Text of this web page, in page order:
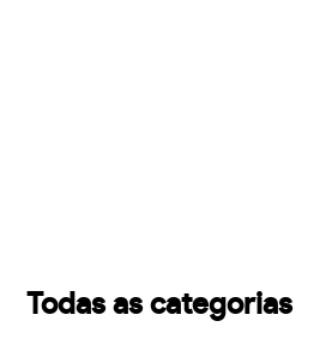
Todas as categorias